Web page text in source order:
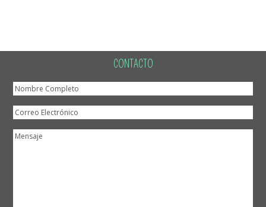
CONTACTO